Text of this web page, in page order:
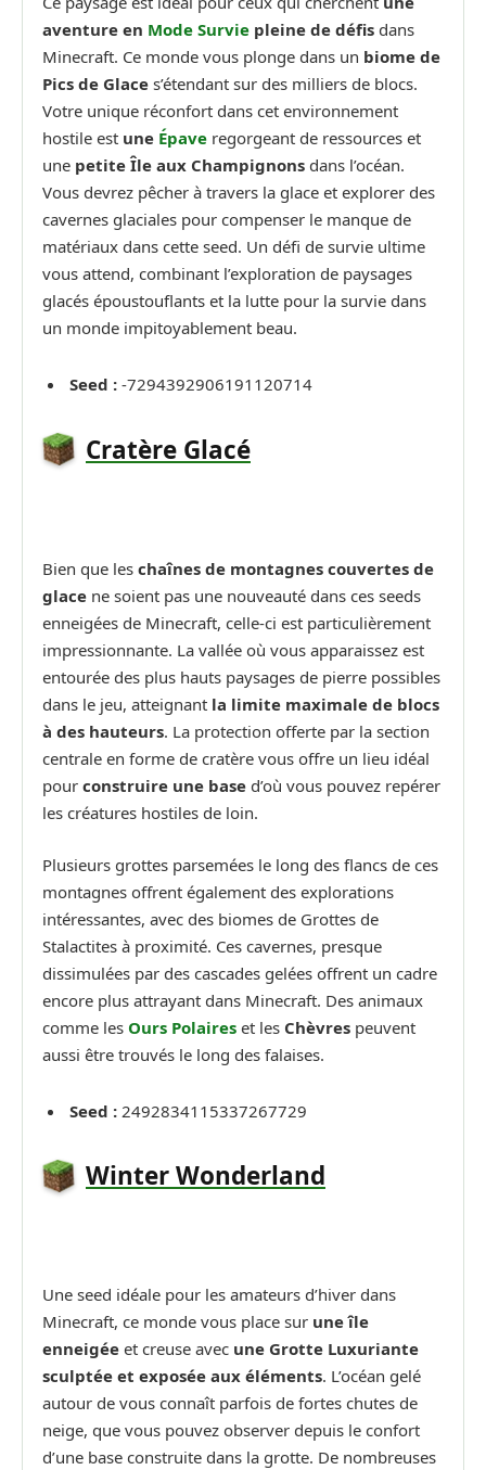
aventure en Mode Survie pleine de défis dans
Minecraft. Ce monde vous plonge dans un biome de
Pics de Glace s’étendant sur des milliers de blocs.
Votre unique réconfort dans cet environnement
hostile est une Épave regorgeant de ressources et
une petite Île aux Champignons dans l’océan.
Vous devrez pêcher à travers la glace et explorer des
cavernes glaciales pour compenser le manque de
matériaux dans cette seed. Un défi de survie ultime
vous attend, combinant l’exploration de paysages
glacés époustouflants et la lutte pour la survie dans
un monde impitoyablement beau.
Seed : -7294392906191120714
Cratère Glacé
Bien que les chaînes de montagnes couvertes de
glace ne soient pas une nouveauté dans ces seeds
enneigées de Minecraft, celle-ci est particulièrement
impressionnante. La vallée où vous apparaissez est
entourée des plus hauts paysages de pierre possibles
dans le jeu, atteignant la limite maximale de blocs
à des hauteurs. La protection offerte par la section
centrale en forme de cratère vous offre un lieu idéal
pour construire une base d’où vous pouvez repérer
les créatures hostiles de loin.
Plusieurs grottes parsemées le long des flancs de ces
montagnes offrent également des explorations
intéressantes, avec des biomes de Grottes de
Stalactites à proximité. Ces cavernes, presque
dissimulées par des cascades gelées offrent un cadre
encore plus attrayant dans Minecraft. Des animaux
comme les Ours Polaires et les Chèvres peuvent
aussi être trouvés le long des falaises.
Seed : 2492834115337267729
Winter Wonderland
Une seed idéale pour les amateurs d’hiver dans
Minecraft, ce monde vous place sur une île
enneigée et creuse avec une Grotte Luxuriante
sculptée et exposée aux éléments. L’océan gelé
autour de vous connaît parfois de fortes chutes de
neige, que vous pouvez observer depuis le confort
d’une base construite dans la grotte. De nombreuses